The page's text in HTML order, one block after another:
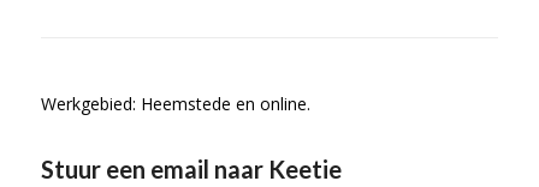
Werkgebied: Heemstede en online.
Stuur een email naar Keetie